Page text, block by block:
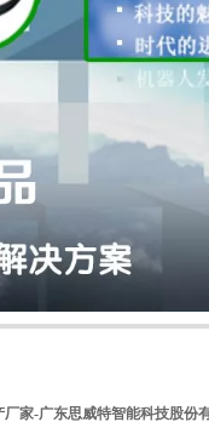
家-广东思威特智能科技股份